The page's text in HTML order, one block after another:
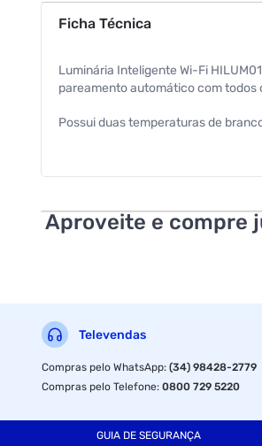
Ficha Técnica
Luminária Inteligente Wi-Fi
pareamento automático com todos
Possui duas temperaturas de
Dupla conexão para configuração
Harmonização de ambientes do
Potência:12W
Lumens:1200Lm
Aproveite e compre
Televendas
Compras pelo WhatsApp:(34) 98428-2779
Compras pelo Telefone:0800 729 5220
GUIA DE SEGURANÇA